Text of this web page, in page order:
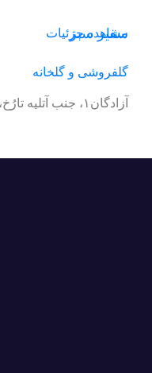
سفیر سبز
گلفروشی و گلخانه
آزادگان۱، جنب آتلیه تارُخ، گل سفیر سبز
مشاهده جزئیات